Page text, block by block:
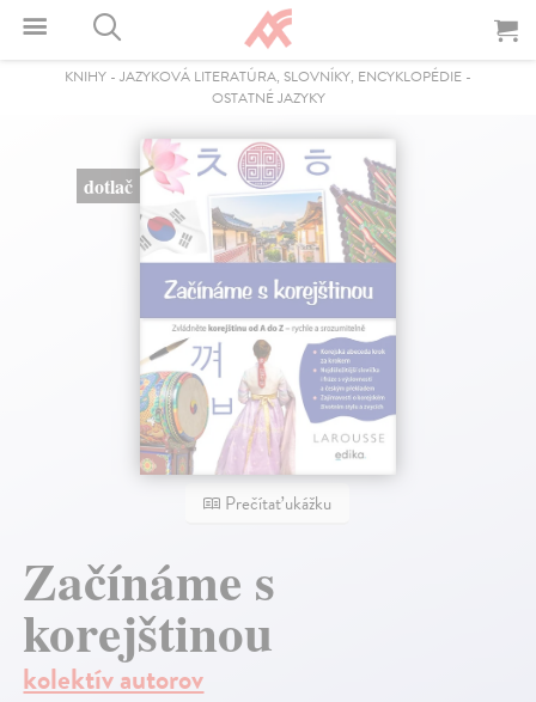
KNIHY - JAZYKOVÁ LITERATÚRA, SLOVNÍKY, ENCYKLOPÉDIE -
OSTATNÉ JAZYKY
dotlač
Prečítať ukážku
Začínáme s
korejštinou
kolektív autorov